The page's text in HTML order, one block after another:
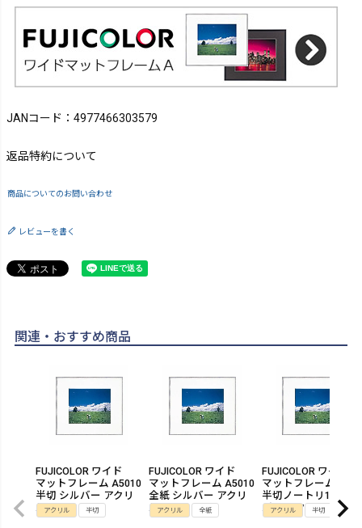
JANコード：4977466303579
返品特約について
商品についてのお問い合わせ
レビューを書く
関連・おすすめ商品
FUJICOLOR ワイド
マットフレーム A5010
半切 シルバー アクリ
ルアクリル 半切
FUJICOLOR ワイド
マットフレーム A5010
全紙 シルバー アクリ
ルアクリル 全紙
FUJICOLOR ワイド
マットフレーム
半切ノートリ135 シ
バー アクリル
アクリル 半切